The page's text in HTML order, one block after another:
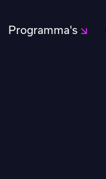
Programma's